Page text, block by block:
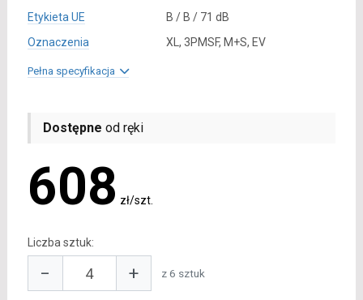
Etykieta UE
B / B / 71 dB
Oznaczenia
XL, 3PMSF, M+S, EV
Pełna specyfikacja
Dostępne od ręki
608 zł/szt.
Liczba sztuk:
− + z 6 sztuk